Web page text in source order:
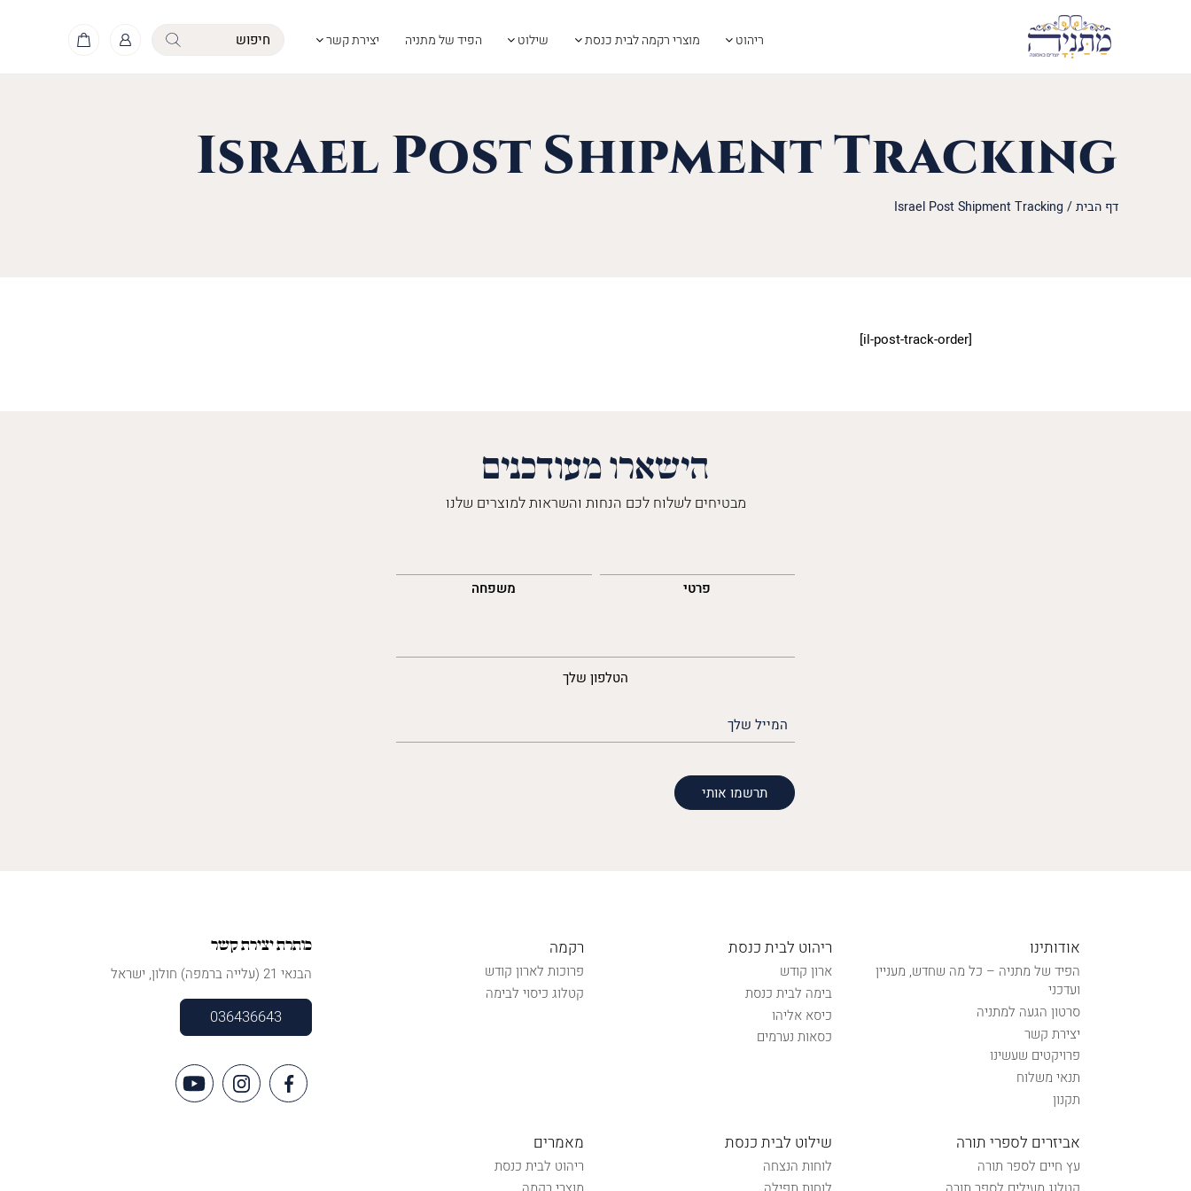
ריהוט מוצרי רקמה לבית כנסת שילוט הפיד של מתניה יצירת קשר
Israel Post Shipment Tracking
דף הבית/
Israel Post Shipment Tracking
[il-post-track-order]
הישארו מעודכנים
מבטיחים לשלוח לכם הנחות והשראות למוצרים שלנו
פרטי משפחה
הטלפון שלך
אודותינו
הפיד של מתניה – כל מה שחדש, מעניין
ועדכני
סרטון הגעה למתניה
יצירת קשר
פרויקטים שעשינו
תנאי משלוח
תקנון
ריהוט לבית כנסת
ארון קודש
בימה לבית כנסת
כיסא אליהו
כסאות נערמים
רקמה
פרוכות לארון קודש
קטלוג כיסוי לבימה
אביזרים לספרי תורה
עץ חיים לספר תורה
שילוט לבית כנסת
לוחות הנצחה
מאמרים
ריהוט לבית כנסת
כותרת יצירת קשר
הבנאי 21 (עלייה ברמפה) חולון, ישראל
036436643